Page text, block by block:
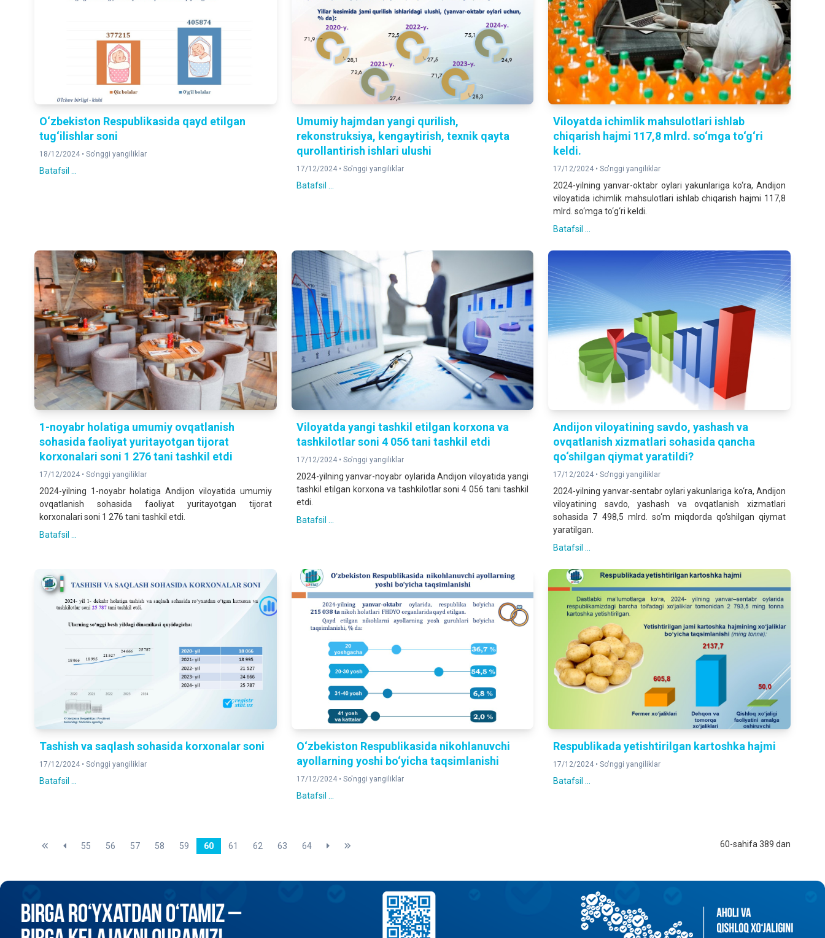
O‘zbekiston Respublikasida qayd etilgan
tug‘ilishlar soni
18/12/2024 • So'nggi yangiliklar
Batafsil ...
Umumiy hajmdan yangi qurilish,
rekonstruksiya, kengaytirish, texnik qayta
qurollantirish ishlari ulushi
17/12/2024 • So'nggi yangiliklar
Batafsil ...
Viloyatda ichimlik mahsulotlari ishlab
chiqarish hajmi 117,8 mlrd. so‘mga to‘g‘ri
keldi.
17/12/2024 •So'nggi yangiliklar
2024-yilning yanvar-oktabr oylari yakunlariga ko‘ra, Andijon
viloyatida ichimlik mahsulotlari ishlab chiqarish hajmi 117,8
mlrd. so‘mga to‘g‘ri keldi.
Batafsil ...
1-noyabr holatiga umumiy ovqatlanish
sohasida faoliyat yuritayotgan tijorat
korxonalari soni 1 276 tani tashkil etdi
17/12/2024 • So'nggi yangiliklar
2024-yilning 1-noyabr holatiga Andijon viloyatida umumiy
ovqatlanish sohasida faoliyat yuritayotgan tijorat
korxonalari soni 1 276 tani tashkil etdi.
Batafsil ...
Viloyatda yangi tashkil etilgan korxona va
tashkilotlar soni 4 056 tani tashkil etdi
17/12/2024 • So'nggi yangiliklar
2024-yilning yanvar-noyabr oylarida Andijon viloyatida yangi
tashkil etilgan korxona va tashkilotlar soni 4 056 tani tashkil
etdi.
Batafsil ...
Andijon viloyatining savdo, yashash va
ovqatlanish xizmatlari sohasida qancha
qo‘shilgan qiymat yaratildi?
17/12/2024 •So'nggi yangiliklar
2024-yilning yanvar-sentabr oylari yakunlariga ko‘ra, Andijon
viloyatining savdo, yashash va ovqatlanish xizmatlari
sohasida 7 498,5 mlrd. so‘m miqdorda qo‘shilgan qiymat
yaratilgan.
Batafsil ...
Tashish va saqlash sohasida korxonalar soni
17/12/2024 • So'nggi yangiliklar
Batafsil ...
O‘zbekiston Respublikasida nikohlanuvchi
ayollarning yoshi bo‘yicha taqsimlanishi
17/12/2024 • So'nggi yangiliklar
Batafsil ...
Respublikada yetishtirilgan kartoshka hajmi
17/12/2024 •So'nggi yangiliklar
Batafsil ...
60-sahifa 389 dan
55 56 57 58 59 60 61 62 63 64